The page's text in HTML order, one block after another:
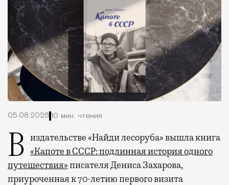
05.08.2026 10 мин. чтения
В издательстве «Найди лесоруба» вышла книга
«Капоте в СССР: подлинная история одного
путешествия»писателя Дениса Захарова,
приуроченная к 70-летию первого визита